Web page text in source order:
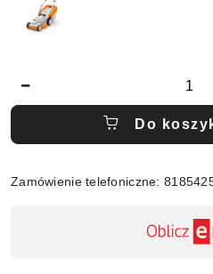
Do
Zamówienie telefoniczne: